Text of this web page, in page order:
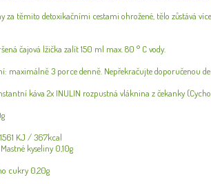
za těmito detoxikačními cestami ohrožené, tělo zůstává
čajová lžička zalít 150 ml max. 80 ° C vody.
maximálně 3 porce denně. Nepřekračujte doporučenou
káva 2x INULIN rozpustná vláknina z čekanky
KJ / 367kcal
kyseliny 0,10g
cukry 0,20g